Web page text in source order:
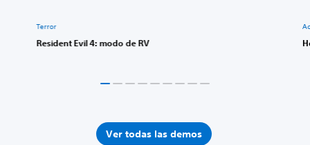
Terror
Resident Evil 4: modo de RV
Ver todas las demos